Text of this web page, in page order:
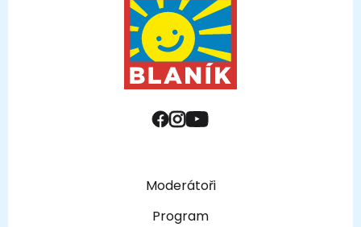
Moderátoři
Program